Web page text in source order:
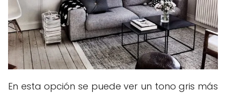
En esta opción se puede ver un tono gris más